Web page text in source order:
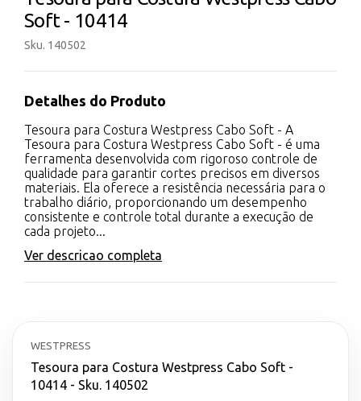
Soft - 10414
Sku. 140502
Detalhes do Produto
Tesoura para Costura Westpress Cabo Soft - A
Tesoura para Costura Westpress Cabo Soft - é uma
ferramenta desenvolvida com rigoroso controle de
qualidade para garantir cortes precisos em diversos
materiais. Ela oferece a resistência necessária para o
trabalho diário, proporcionando um desempenho
consistente e controle total durante a execução de
cada projeto...
Ver descricao completa
WESTPRESS
Tesoura para Costura Westpress Cabo Soft -
10414 - Sku. 140502